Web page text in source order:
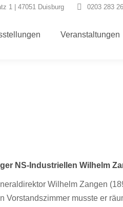
1 | 47051 Duisburg 0203 283
Veranstaltungen
NS-Industriellen Wilhelm
Wilhelm Zangen
Vorstandszimmer musste er